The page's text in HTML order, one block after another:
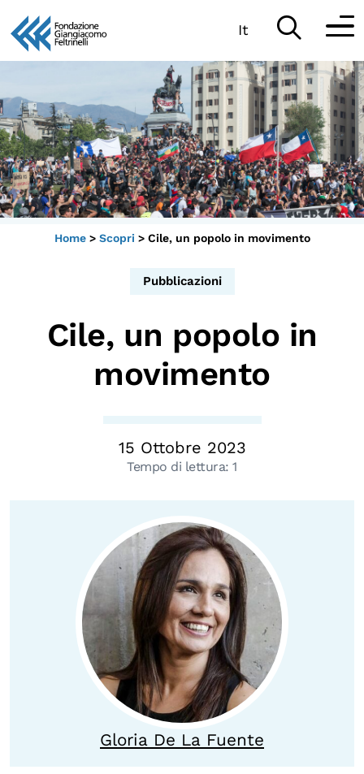
contenuto
It
Partecipa
Scopri
Collabora
Sostieni
Sala di Lettura
LA FONDAZIONE
Chi siamo
Archivi del presente
I CONTENUTI
Osservatori di ricerca
Progetti Nazionali
Progetti Internazionali
Pubblicazioni
Storie di Resistenza, ottant’anni dopo
Calendario civile
Home> Scopri > Cile, un popolo in movimento
Pubblicazioni
Cile, un popolo in
movimento
15 Ottobre 2023
Tempo di lettura:1
Gloria De La Fuente